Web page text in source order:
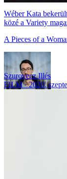
Wéber Kata
közé a Variety
A Pieces of a
Szurovecz Illés
FILM
2020.